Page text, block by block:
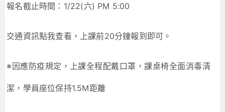
報名截止時間：1/22(六) PM 5:00
交通資訊點我查看，上課前20分鐘報到即可。
※因應防疫規定，上課全程配戴口罩，課桌椅全面消毒清
潔，學員座位保持1.5M距離